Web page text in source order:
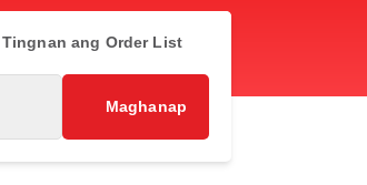
Tingnan ang Order List
Maghanap